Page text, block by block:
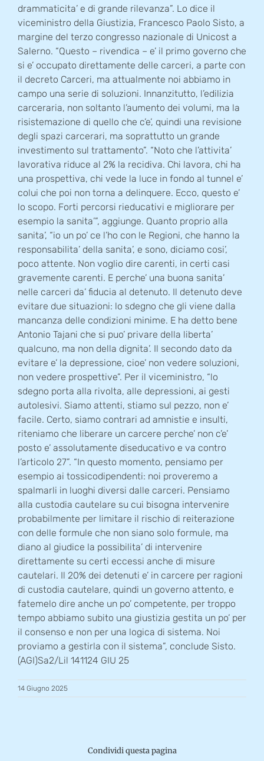
drammaticita’ e di grande rilevanza”. Lo dice il
viceministro della Giustizia, Francesco Paolo Sisto, a
margine del terzo congresso nazionale di Unicost a
Salerno. “Questo – rivendica – e’ il primo governo che
si e’ occupato direttamente delle carceri, a parte con
il decreto Carceri, ma attualmente noi abbiamo in
campo una serie di soluzioni. Innanzitutto, l’edilizia
carceraria, non soltanto l’aumento dei volumi, ma la
risistemazione di quello che c’e’, quindi una revisione
degli spazi carcerari, ma soprattutto un grande
investimento sul trattamento”. “Noto che l’attivita’
lavorativa riduce al 2% la recidiva. Chi lavora, chi ha
una prospettiva, chi vede la luce in fondo al tunnel e’
colui che poi non torna a delinquere. Ecco, questo e’
lo scopo. Forti percorsi rieducativi e migliorare per
esempio la sanita’”, aggiunge. Quanto proprio alla
sanita’, “io un po’ ce l’ho con le Regioni, che hanno la
responsabilita’ della sanita’, e sono, diciamo cosi’,
poco attente. Non voglio dire carenti, in certi casi
gravemente carenti. E perche’ una buona sanita’
nelle carceri da’ fiducia al detenuto. Il detenuto deve
evitare due situazioni: lo sdegno che gli viene dalla
mancanza delle condizioni minime. E ha detto bene
Antonio Tajani che si puo’ privare della liberta’
qualcuno, ma non della dignita’. Il secondo dato da
evitare e’ la depressione, cioe’ non vedere soluzioni,
non vedere prospettive”. Per il viceministro, “lo
sdegno porta alla rivolta, alle depressioni, ai gesti
autolesivi. Siamo attenti, stiamo sul pezzo, non e’
facile. Certo, siamo contrari ad amnistie e insulti,
riteniamo che liberare un carcere perche’ non c’e’
posto e’ assolutamente diseducativo e va contro
l’articolo 27”. “In questo momento, pensiamo per
esempio ai tossicodipendenti: noi proveremo a
spalmarli in luoghi diversi dalle carceri. Pensiamo
alla custodia cautelare su cui bisogna intervenire
probabilmente per limitare il rischio di reiterazione
con delle formule che non siano solo formule, ma
diano al giudice la possibilita’ di intervenire
direttamente su certi eccessi anche di misure
cautelari. Il 20% dei detenuti e’ in carcere per ragioni
di custodia cautelare, quindi un governo attento, e
fatemelo dire anche un po’ competente, per troppo
tempo abbiamo subito una giustizia gestita un po’ per
il consenso e non per una logica di sistema. Noi
proviamo a gestirla con il sistema”, conclude Sisto.
(AGI)Sa2/Lil 141124 GIU 25
14 Giugno 2025
Condividi questa pagina